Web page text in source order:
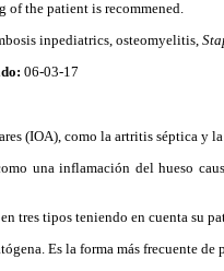
the patient is recommened.
inpediatrics, osteomyelitis,
06-03-17
(IOA), como la artritis séptica y
una inflamación del hueso
tres tipos teniendo en cuenta su
Es la forma más frecuente